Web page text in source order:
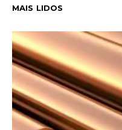
MAIS LIDOS